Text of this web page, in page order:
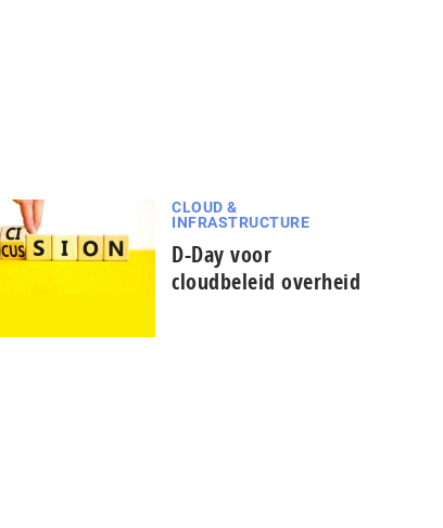
CLOUD &
INFRASTRUCTURE
D-Day voor
cloudbeleid overheid